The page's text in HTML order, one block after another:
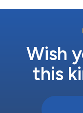
Wish
this